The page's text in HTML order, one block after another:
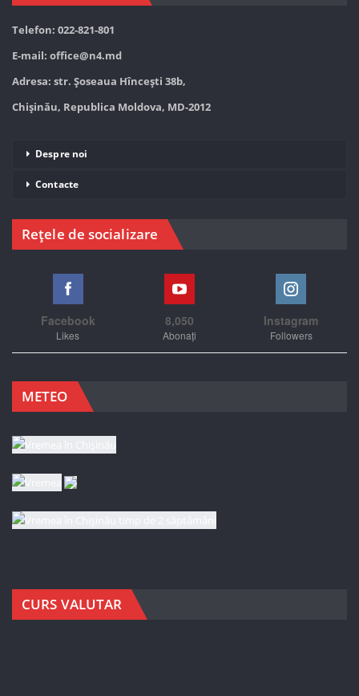
Telefon: 022-821-801
E-mail: office@n4.md
Adresa: str. Șoseaua Hînceşti 38b,
Chișinău, Republica Moldova, MD-2012
Despre noi
Contacte
Rețele de socializare
Facebook
Likes
8,050
Abonați
Instagram
Followers
METEO
CURS VALUTAR